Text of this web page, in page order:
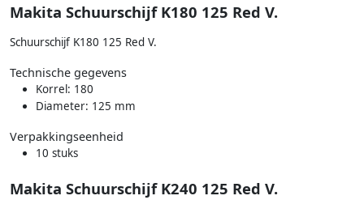
Makita Schuurschijf K180 125 Red V.
Schuurschijf K180 125 Red V.
Technische gegevens
Korrel: 180
Diameter: 125 mm
Verpakkingseenheid
10 stuks
Makita Schuurschijf K240 125 Red V.